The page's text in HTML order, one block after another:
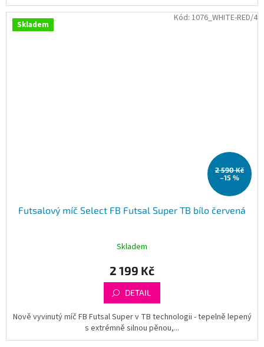
Skladem
2 590 Kč
–15 %
Futsalový míč Select FB Futsal Super TB bílo červená
Skladem
2 199 Kč
DETAIL
Nově vyvinutý míč FB Futsal Super v TB technologii - tepelně lepený
s extrémně silnou pěnou,...
Kód: 1076_WHITE-RED/4